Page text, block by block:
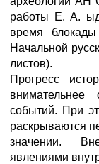
работы Е. А.
время
Начальной
листов).
Прогресс
внимательнее
событий. При
раскрываются
значении.
явлениями